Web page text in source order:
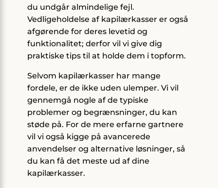
du undgår almindelige fejl.
Vedligeholdelse af kapilærkasser er også
afgørende for deres levetid og
funktionalitet; derfor vil vi give dig
praktiske tips til at holde dem i topform.
Selvom kapilærkasser har mange
fordele, er de ikke uden ulemper. Vi vil
gennemgå nogle af de typiske
problemer og begrænsninger, du kan
støde på. For de mere erfarne gartnere
vil vi også kigge på avancerede
anvendelser og alternative løsninger, så
du kan få det meste ud af dine
kapilærkasser.